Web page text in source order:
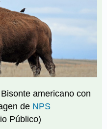
Bisonte americano con
de NPS
Público)